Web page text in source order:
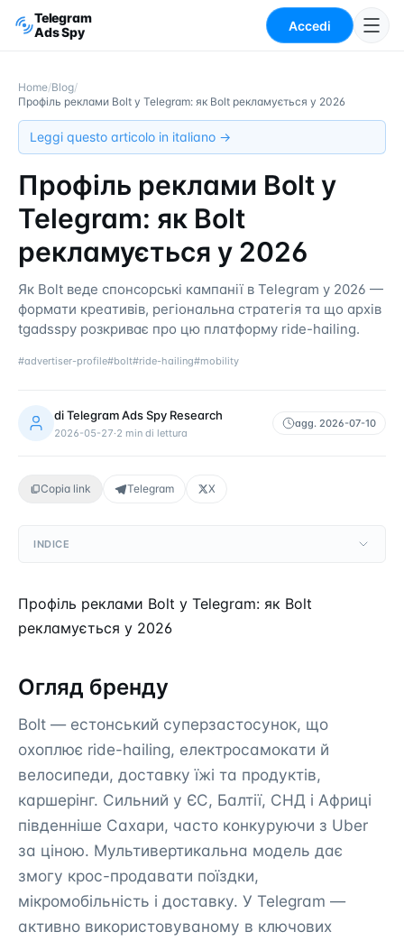
Telegram
Ads Spy
Accedi
Home/Blog/
Профіль реклами Bolt у Telegram: як Bolt рекламується у 2026
Leggi questo articolo in italiano →
Профіль реклами Bolt у
Telegram: як Bolt
рекламується у 2026
Як Bolt веде спонсорські кампанії в Telegram у 2026 —
формати креативів, регіональна стратегія та що архів
tgadsspy розкриває про цю платформу ride-hailing.
#advertiser-profile#bolt#ride-hailing#mobility
diTelegram Ads Spy Research
2026-05-27·2 min di lettura
agg. 2026-07-10
Copia link Telegram X
INDICE
Профіль реклами Bolt у Telegram: як Bolt
рекламується у 2026
Огляд бренду
Bolt — естонський суперзастосунок, що
охоплює ride-hailing, електросамокати й
велосипеди, доставку їжі та продуктів,
каршерінг. Сильний у ЄС, Балтії, СНД і Африці
південніше Сахари, часто конкуруючи з Uber
за ціною. Мультивертикальна модель дає
змогу крос-продавати поїздки,
мікромобільність і доставку. У Telegram —
активно використовуваному в ключових